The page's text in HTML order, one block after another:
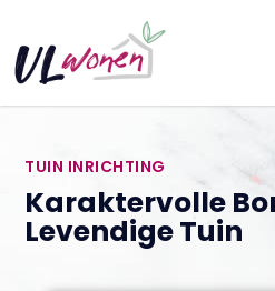
TUIN INRICHTING
Karaktervolle
Levendige Tuin